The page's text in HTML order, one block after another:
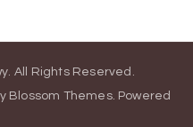
. All Rights Reserved.
Blossom Themes. Powered